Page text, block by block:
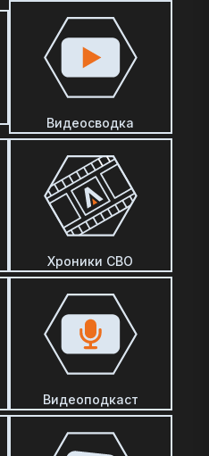
Видеосводка
Хроники СВО
Видеоподкаст